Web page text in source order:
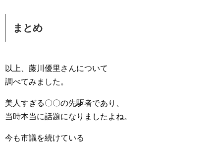
まとめ
以上、藤川優里さんについて
調べてみました。
美人すぎる〇〇の先駆者であり、
当時本当に話題になりましたよね。
今も市議を続けている